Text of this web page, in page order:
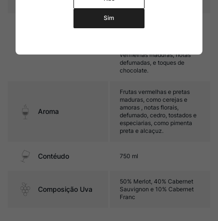
vermelhas maduras, notas
defumadas, e toques de
chocolate.
Aroma
Frutas vermelhas e pretas
maduras, como cerejas e
amoras , notas florais,
defumado, cedro, tostados e
especiarias, como pimenta
preta e alcaçuz.
Contéudo 750 ml
Composição Uva
50% Merlot, 40% Cabernet
Sauvignon e 10% Cabernet
Franc
Sim